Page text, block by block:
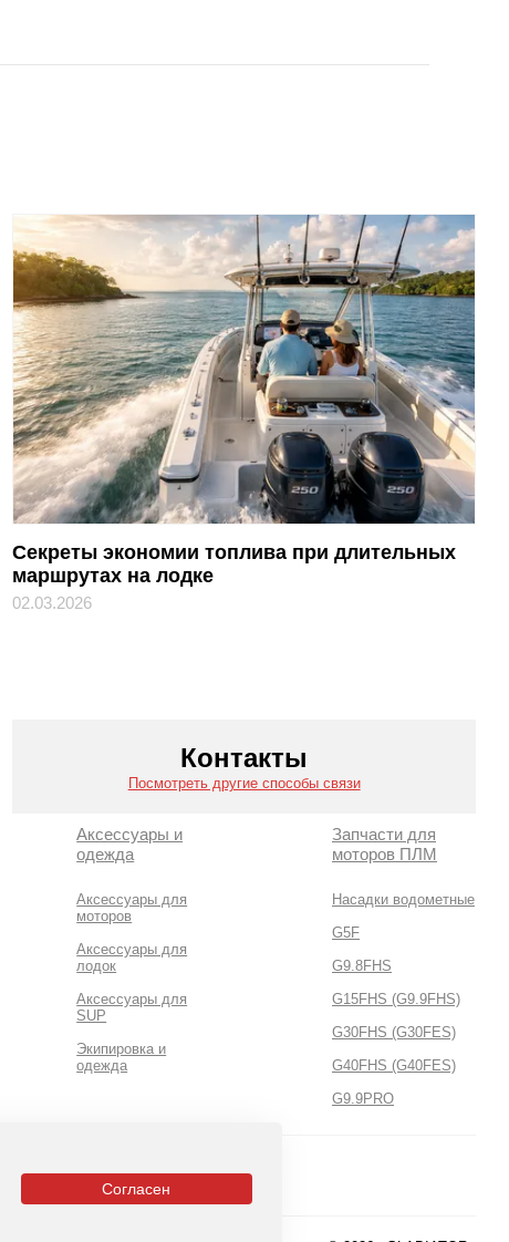
Согласен
Секреты экономии топлива при длительных
маршрутах на лодке
02.03.2026
Контакты
Посмотреть другие способы связи
Аксессуары и
одежда
Аксессуары для
моторов
Аксессуары для
лодок
Аксессуары для
SUP
Экипировка и
одежда
Запчасти для
моторов ПЛМ
Насадки водометные
G5F
G9.8FHS
G15FHS (G9.9FHS)
G30FHS (G30FES)
G40FHS (G40FES)
G9.9PRO